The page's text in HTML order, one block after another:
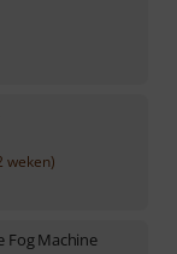
weken)
Fog Machine